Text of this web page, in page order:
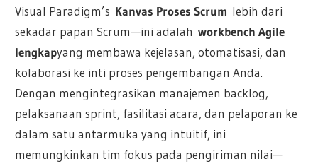
Visual Paradigm’s Kanvas Proses Scrum lebih dari
sekadar papan Scrum—ini adalahworkbench Agile
lengkapyang membawa kejelasan, otomatisasi, dan
kolaborasi ke inti proses pengembangan Anda.
Dengan mengintegrasikan manajemen backlog,
pelaksanaan sprint, fasilitasi acara, dan pelaporan ke
dalam satu antarmuka yang intuitif, ini
memungkinkan tim fokus pada pengiriman nilai—